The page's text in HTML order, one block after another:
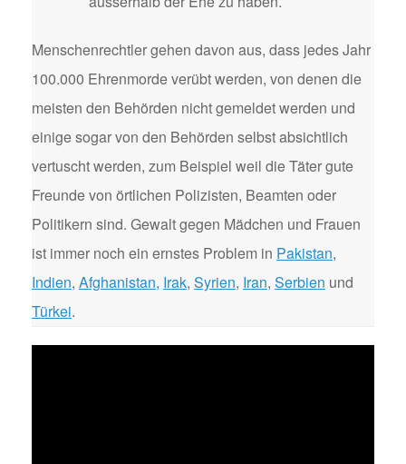
Menschenrechtler gehen davon aus, dass jedes Jahr
100.000 Ehrenmorde verübt werden, von denen die
meisten den Behörden nicht gemeldet werden und
einige sogar von den Behörden selbst absichtlich
vertuscht werden, zum Beispiel weil die Täter gute
Freunde von örtlichen Polizisten, Beamten oder
Politikern sind. Gewalt gegen Mädchen und Frauen
ist immer noch ein ernstes Problem in Pakistan,
Indien, Afghanistan, Irak, Syrien, Iran, Serbien und
Türkei.